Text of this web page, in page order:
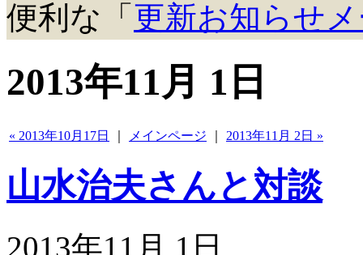
便利な「 更新お知らせ
2013年11月 1日
« 2013年10月17日 メインページ 2013年11月 2日 »
山水治夫さんと対談
2013年11月 1日